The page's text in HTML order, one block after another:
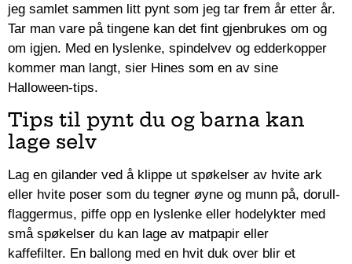
jeg samlet sammen litt pynt som jeg tar frem år etter år.
Tar man vare på tingene kan det fint gjenbrukes om og
om igjen. Med en lyslenke, spindelvev og edderkopper
kommer man langt, sier Hines som en av sine
Halloween-tips.
Tips til pynt du og barna kan
lage selv
Lag en gilander ved å klippe ut spøkelser av hvite ark
eller hvite poser som du tegner øyne og munn på, dorull-
flaggermus, piffe opp en lyslenke eller hodelykter med
små spøkelser du kan lage av matpapir eller
kaffefilter. En ballong med en hvit duk over blir et